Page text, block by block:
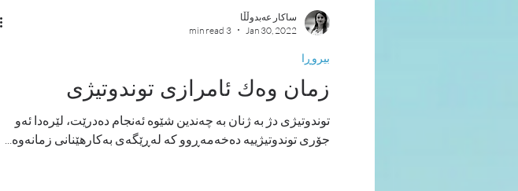
زمان وه‌ك ئامرازی توندوتیژی
توندوتیژی دژ بە ژنان به‌ چه‌ندین شێوه‌ ئه‌نجام ده‌درێت، لێره‌دا ئەو
جۆری توندوتیژییە ده‌خه‌مه‌ڕوو كه له‌ڕێگەی به‌كارهێنانی زمانه‌وه‌...
بیروڕا
ساکار عەبدوڵڵا
Jan 30, 2022
3 min read